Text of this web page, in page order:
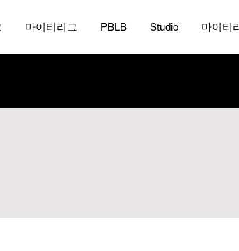
마이티리그 PBLB Studio 마이티